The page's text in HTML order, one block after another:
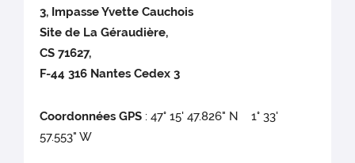
3, Impasse Yvette Cauchois
Site de La Géraudière,
CS 71627,
F-44 316 Nantes Cedex 3
Coordonnées GPS : 47° 15' 47.826" N 1° 33'
57.553" W